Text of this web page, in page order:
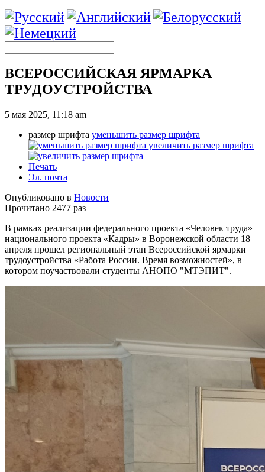
ВСЕРОССИЙСКАЯ ЯРМАРКА
ТРУДОУСТРОЙСТВА
5 мая 2025, 11:18 am
размер шрифта уменьшить размер шрифта
увеличить размер шрифта
Печать
Эл. почта
Опубликовано в Новости
Прочитано 2477 раз
В рамках реализации федерального проекта «Человек труда»
национального проекта «Кадры» в Воронежской области 18
апреля прошел региональный этап Всероссийской ярмарки
трудоустройства «Работа России. Время возможностей», в
котором поучаствовали студенты АНОПО "МТЭПИТ".